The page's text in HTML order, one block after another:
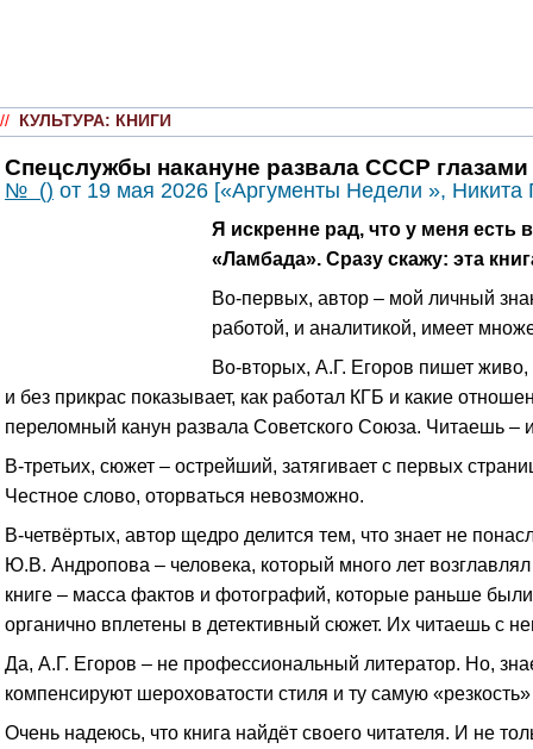
// КУЛЬТУРА: КНИГИ
Спецслужбы накануне развала СССР
№ () от 19 мая 2026 [«Аргументы Недели »,
Я искренне рад, что у меня есть
«Ламбада». Сразу скажу: эта
Во-первых, автор – мой личный
работой, и аналитикой, имеет
Во-вторых, А.Г. Егоров пишет живо,
и без прикрас показывает, как работал КГБ и какие
переломный канун развала Советского Союза. Читаешь –
В-третьих, сюжет – острейший, затягивает с первых
Честное слово, оторваться невозможно.
В-четвёртых, автор щедро делится тем, что знает не
Ю.В. Андропова – человека, который много лет
книге – масса фактов и фотографий, которые раньше
органично вплетены в детективный сюжет. Их читаешь с
Да, А.Г. Егоров – не профессиональный литератор. Но,
компенсируют шероховатости стиля и ту самую
Очень надеюсь, что книга найдёт своего читателя. И не